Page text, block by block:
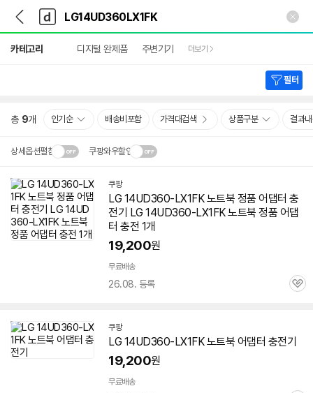
다
나
와
가
기
다
와
메
인
카테고리 디지털 완제품 주변기기 더보기
필터
총 9개 인기순 배송비포함 가격대검색 상품구분 결과
상세옵션펼침 쿠팡와우할인
설치 환경·지역에 따라
배송·설치비가 달라집니다.닫
기
쿠팡
LG 14UD360-LX1FK 노트북 정품 어댑터 충
전기 LG 14UD360-LX1FK 노트북 정품 어댑
터 충전 1개
19,200원
무료배송
26.08. 등록
관
쿠팡
LG 14UD360-LX1FK 노트북 어댑터 충전기
19,200원
무료배송